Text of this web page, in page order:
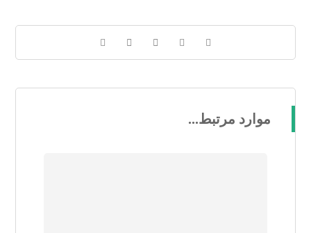
موارد مرتبط...